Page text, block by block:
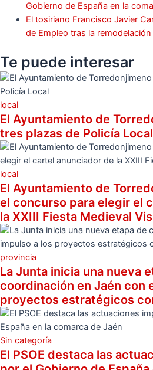
Gobierno de España en la
El tosiriano Francisco Javier
de Empleo tras la
Te puede interesar
local
El Ayuntamiento de
tres plazas de Policía Local
local
El Ayuntamiento de
el concurso para elegir el
la XXIII Fiesta Medieval
provincia
La Junta inicia una nueva
coordinación en Jaén con
proyectos estratégicos
Sin categoría
El PSOE destaca las